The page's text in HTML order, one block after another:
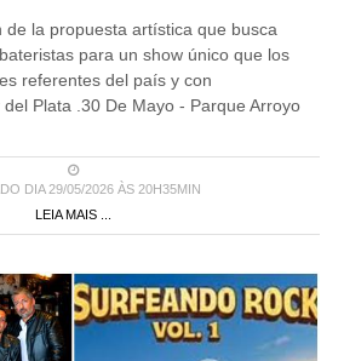
de la propuesta artística que busca
para un show único que los
referentes del país y con
Plata .30 De Mayo - Parque Arroyo
DIA 29/05/2026 ÀS 20H35MIN
LEIA MAIS ...